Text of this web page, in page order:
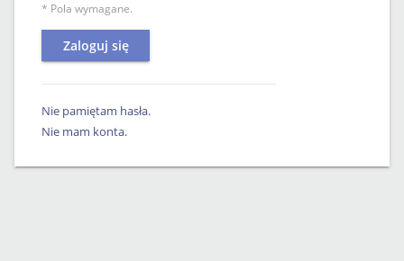
* Pola wymagane.
Zaloguj się
Nie pamiętam hasła.
Nie mam konta.